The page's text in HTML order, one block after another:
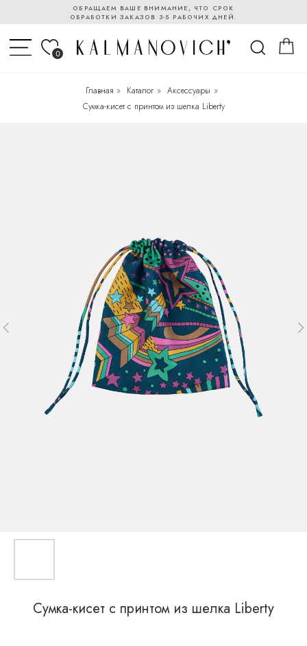
ОБРАЩАЕМ ВАШЕ ВНИМАНИЕ, ЧТО СРОК
ОБРАБОТКИ ЗАКАЗОВ 3-5 РАБОЧИХ ДНЕЙ.
0
Главная » Каталог » Аксессуары »
Cумка-кисет с принтом из шелка Liberty
Cумка-кисет с принтом из шелка Liberty